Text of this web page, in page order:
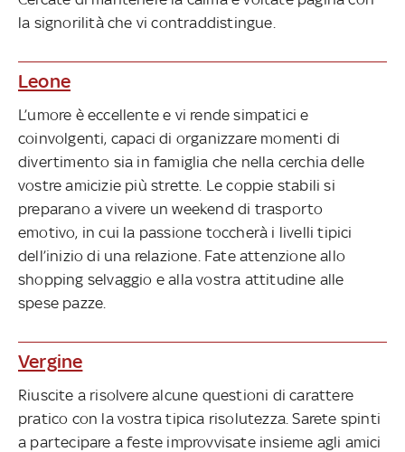
la signorilità che vi contraddistingue.
Leone
L’umore è eccellente e vi rende simpatici e
coinvolgenti, capaci di organizzare momenti di
divertimento sia in famiglia che nella cerchia delle
vostre amicizie più strette. Le coppie stabili si
preparano a vivere un weekend di trasporto
emotivo, in cui la passione toccherà i livelli tipici
dell’inizio di una relazione. Fate attenzione allo
shopping selvaggio e alla vostra attitudine alle
spese pazze.
Vergine
Riuscite a risolvere alcune questioni di carattere
pratico con la vostra tipica risolutezza. Sarete spinti
a partecipare a feste improvvisate insieme agli amici